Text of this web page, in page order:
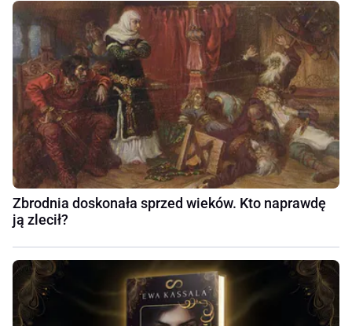
Zbrodnia doskonała sprzed wieków. Kto naprawdę
ją zlecił?